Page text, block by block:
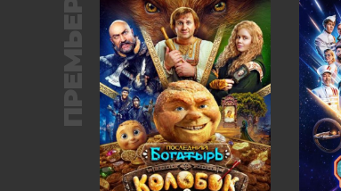
ПРЕМЬЕРА